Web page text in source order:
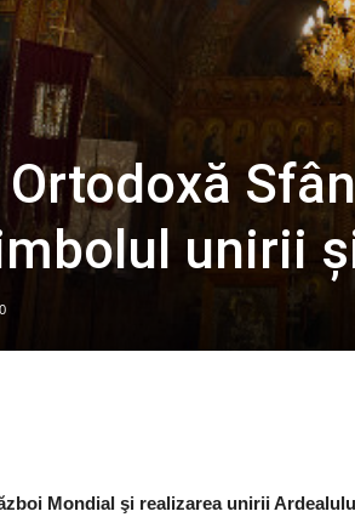
unirii
0
Mondial şi realizarea unirii